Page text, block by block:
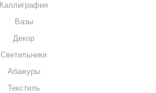
Каллиграфия
Вазы
Декор
Светильники
Абажуры
Текстиль